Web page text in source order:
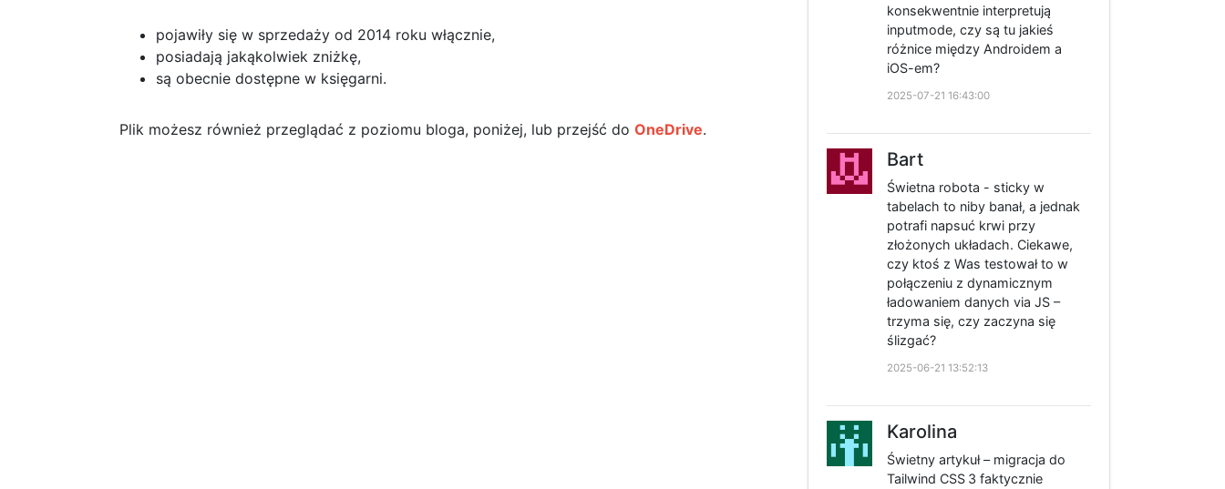
pojawiły się w sprzedaży od 2014 roku włącznie,
posiadają jakąkolwiek zniżkę,
są obecnie dostępne w księgarni.
Plik możesz również przeglądać z poziomu bloga, poniżej, lub przejść do OneDrive.
konsekwentnie interpretują
inputmode, czy są tu jakieś
różnice między Androidem a
iOS-em?
2025-07-21 16:43:00
Bart
Świetna robota - sticky w
tabelach to niby banał, a jednak
potrafi napsuć krwi przy
złożonych układach. Ciekawe,
czy ktoś z Was testował to w
połączeniu z dynamicznym
ładowaniem danych via JS –
trzyma się, czy zaczyna się
ślizgać?
2025-06-21 13:52:13
Karolina
Świetny artykuł – migracja do
Tailwind CSS 3 faktycznie